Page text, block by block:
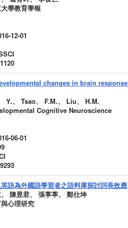
學教育學報
12-01
changes in brain
Y.、 Tsao、 F.M.、 Liu、 H.M.
Cognitive Neuroscience
06-01
語為外國語學習者之語料庫探討詞長效應
陳昱君、 張葶葶、 鄭仕坤
心理研究